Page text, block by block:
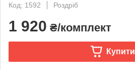
Код: 1592
Роздріб
1 920 ₴/комплект
Купити